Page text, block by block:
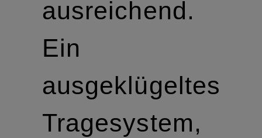
ausreichend.
Ein
ausgeklügeltes
Tragesystem,